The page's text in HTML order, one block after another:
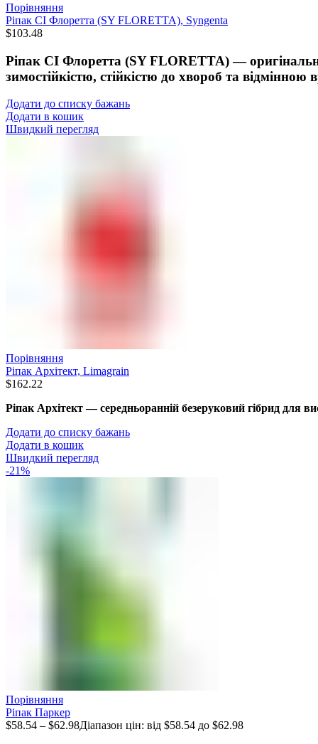
Порівняння
Ріпак СІ Флоретта (SY FLORETTA), Syngenta
$103.48
Ріпак СІ Флоретта (SY FLORETTA) —
зимостійкістю, стійкістю до хвороб та відмінною
Додати до списку бажань
Додати в кошик
Швидкий перегляд
Порівняння
Ріпак Архітект, Limagrain
$162.22
Ріпак Архітект — середньоранній безеруковий гібрид для
Додати до списку бажань
Додати в кошик
Швидкий перегляд
-21%
Порівняння
Ріпак Паркер
$58.54 – $62.98Діапазон цін: від $58.54 до $62.98